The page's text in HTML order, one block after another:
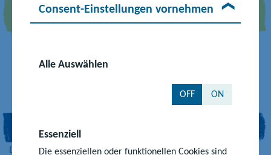
Consent-Einstellungen vornehmen
Alle Auswählen
OFF ON
Essenziell
Die essenziellen oder funktionellen Cookies sind
Die Serviceagentur „Ganztägig lernen“ bei der RAA